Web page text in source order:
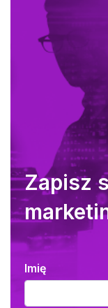
Zapisz
Imię